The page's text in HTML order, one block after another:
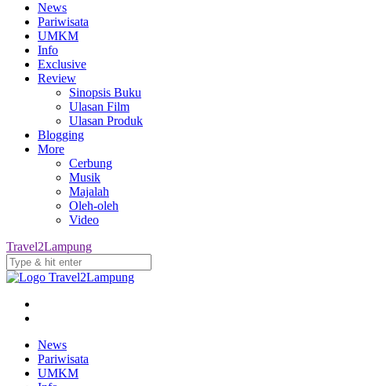
News
Pariwisata
UMKM
Info
Exclusive
Review
Sinopsis Buku
Ulasan Film
Ulasan Produk
Blogging
More
Cerbung
Musik
Majalah
Oleh-oleh
Video
Travel2Lampung
News
Pariwisata
UMKM